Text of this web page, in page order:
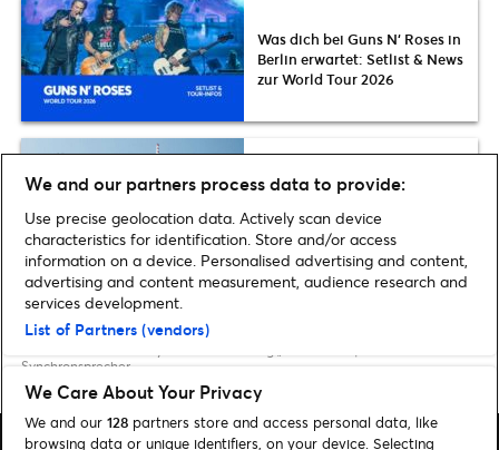
Was dich bei Guns N‘ Roses in
Berlin erwartet: Setlist & News
zur World Tour 2026
Tipps für Berlin im Frühjahr: 7
Messen & Partys im Mai 2026
Synchronsprecher
We and our partners process data to provide:
Use precise geolocation data. Actively scan device
characteristics for identification. Store and/or access
information on a device. Personalised advertising and content,
advertising and content measurement, audience research and
services development.
List of Partners (vendors)
We Care About Your Privacy
We and our 128 partners store and access personal data, like
browsing data or unique identifiers, on your device. Selecting